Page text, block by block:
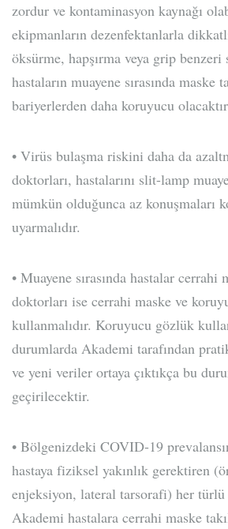
zordur ve kontaminasyon kaynağı
ekipmanların dezenfektanlarla
öksürme, hapşırma veya grip benzeri
hastaların muayene sırasında maske
bariyerlerden daha koruyucu
• Virüs bulaşma riskini daha da
doktorları, hastalarını slit-lamp
mümkün olduğunca az konuşmaları
uyarmalıdır.
• Muayene sırasında hastalar cerrahi
doktorları ise cerrahi maske ve
kullanmalıdır. Koruyucu gözlük
durumlarda Akademi tarafından
ve yeni veriler ortaya çıktıkça bu
geçirilecektir.
• Bölgenizdeki COVID-19
hastaya fiziksel yakınlık gerektiren
enjeksiyon, lateral tarsorafi) her
Akademi hastalara cerrahi maske